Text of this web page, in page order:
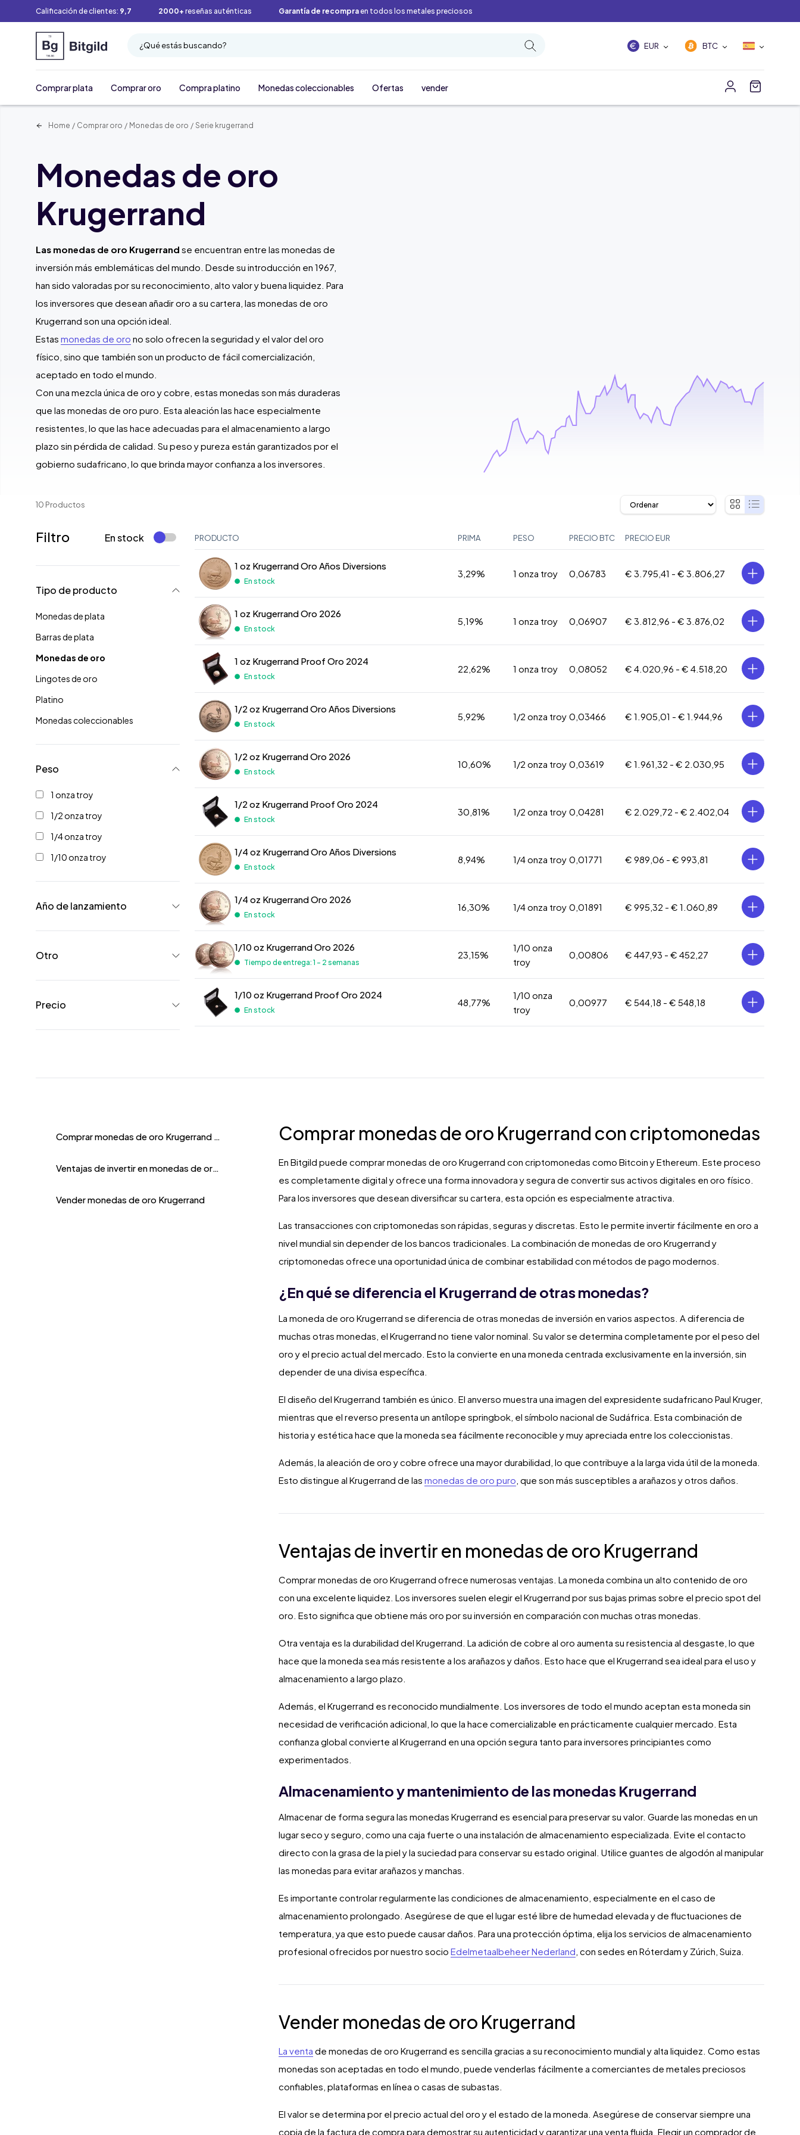
Calificación de clientes: 9,7 2000+ reseñas auténticas Garantía de recompraen todos los metales preciosos
¿Qué estás buscando? EUR BTC
Comprar plata Comprar oro Compra platino Monedas coleccionables Ofertas vender
Home / Comprar oro / Monedas de oro / Serie krugerrand
Monedas de oro
Krugerrand
Las monedas de oro Krugerrand se encuentran entre las monedas de
inversión más emblemáticas del mundo. Desde su introducción en 1967,
han sido valoradas por su reconocimiento, alto valor y buena liquidez. Para
los inversores que desean añadir oro a su cartera, las monedas de oro
Krugerrand son una opción ideal.
Estas monedas de oro no solo ofrecen la seguridad y el valor del oro
físico, sino que también son un producto de fácil comercialización,
aceptado en todo el mundo.
Con una mezcla única de oro y cobre, estas monedas son más duraderas
que las monedas de oro puro. Esta aleación las hace especialmente
resistentes, lo que las hace adecuadas para el almacenamiento a largo
plazo sin pérdida de calidad. Su peso y pureza están garantizados por el
gobierno sudafricano, lo que brinda mayor confianza a los inversores.
10 Productos
Filtro En stock
Tipo de producto
Monedas de plata
Barras de plata
Monedas de oro
Lingotes de oro
Platino
Monedas coleccionables
Peso
1 onza troy
1/2 onza troy
1/4 onza troy
1/10 onza troy
Año de lanzamiento
Otro
Precio
PRODUCTO PRIMA PESO PRECIO BTC PRECIO EUR
1 oz Krugerrand Oro Años Diversions
En stock
3,29% 1 onza troy 0,06783 € 3.795,41 - € 3.806,27
1 oz Krugerrand Oro 2026
En stock
5,19% 1 onza troy 0,06907 € 3.812,96 - € 3.876,02
1 oz Krugerrand Proof Oro 2024
En stock
22,62% 1 onza troy 0,08052 € 4.020,96 - € 4.518,20
1/2 oz Krugerrand Oro Años Diversions
En stock
5,92% 1/2 onza troy 0,03466 € 1.905,01 - € 1.944,96
1/2 oz Krugerrand Oro 2026
En stock
10,60% 1/2 onza troy 0,03619 € 1.961,32 - € 2.030,95
1/2 oz Krugerrand Proof Oro 2024
En stock
30,81% 1/2 onza troy 0,04281 € 2.029,72 - € 2.402,04
1/4 oz Krugerrand Oro Años Diversions
En stock
8,94% 1/4 onza troy 0,01771 € 989,06 - € 993,81
1/4 oz Krugerrand Oro 2026
En stock
16,30% 1/4 onza troy 0,01891 € 995,32 - € 1.060,89
1/10 oz Krugerrand Oro 2026
Tiempo de entrega: 1 - 2 semanas
23,15%
1/10 onza
troy
0,00806 € 447,93 - € 452,27
1/10 oz Krugerrand Proof Oro 2024
En stock
48,77%
1/10 onza
troy
0,00977 € 544,18 - € 548,18
Comprar monedas de oro Krugerrand con criptomonedas
Ventajas de invertir en monedas de oro Krugerrand
Vender monedas de oro Krugerrand
Comprar monedas de oro Krugerrand con criptomonedas
En Bitgild puede comprar monedas de oro Krugerrand con criptomonedas como Bitcoin y Ethereum. Este proceso
es completamente digital y ofrece una forma innovadora y segura de convertir sus activos digitales en oro físico.
Para los inversores que desean diversificar su cartera, esta opción es especialmente atractiva.
Las transacciones con criptomonedas son rápidas, seguras y discretas. Esto le permite invertir fácilmente en oro a
nivel mundial sin depender de los bancos tradicionales. La combinación de monedas de oro Krugerrand y
criptomonedas ofrece una oportunidad única de combinar estabilidad con métodos de pago modernos.
¿En qué se diferencia el Krugerrand de otras monedas?
La moneda de oro Krugerrand se diferencia de otras monedas de inversión en varios aspectos. A diferencia de
muchas otras monedas, el Krugerrand no tiene valor nominal. Su valor se determina completamente por el peso del
oro y el precio actual del mercado. Esto la convierte en una moneda centrada exclusivamente en la inversión, sin
depender de una divisa específica.
El diseño del Krugerrand también es único. El anverso muestra una imagen del expresidente sudafricano Paul Kruger,
mientras que el reverso presenta un antílope springbok, el símbolo nacional de Sudáfrica. Esta combinación de
historia y estética hace que la moneda sea fácilmente reconocible y muy apreciada entre los coleccionistas.
Además, la aleación de oro y cobre ofrece una mayor durabilidad, lo que contribuye a la larga vida útil de la moneda.
Esto distingue al Krugerrand de las monedas de oro puro, que son más susceptibles a arañazos y otros daños.
Ventajas de invertir en monedas de oro Krugerrand
Comprar monedas de oro Krugerrand ofrece numerosas ventajas. La moneda combina un alto contenido de oro
con una excelente liquidez. Los inversores suelen elegir el Krugerrand por sus bajas primas sobre el precio spot del
oro. Esto significa que obtiene más oro por su inversión en comparación con muchas otras monedas.
Otra ventaja es la durabilidad del Krugerrand. La adición de cobre al oro aumenta su resistencia al desgaste, lo que
hace que la moneda sea más resistente a los arañazos y daños. Esto hace que el Krugerrand sea ideal para el uso y
almacenamiento a largo plazo.
Además, el Krugerrand es reconocido mundialmente. Los inversores de todo el mundo aceptan esta moneda sin
necesidad de verificación adicional, lo que la hace comercializable en prácticamente cualquier mercado. Esta
confianza global convierte al Krugerrand en una opción segura tanto para inversores principiantes como
experimentados.
Almacenamiento y mantenimiento de las monedas Krugerrand
Almacenar de forma segura las monedas Krugerrand es esencial para preservar su valor. Guarde las monedas en un
lugar seco y seguro, como una caja fuerte o una instalación de almacenamiento especializada. Evite el contacto
directo con la grasa de la piel y la suciedad para conservar su estado original. Utilice guantes de algodón al manipular
las monedas para evitar arañazos y manchas.
Es importante controlar regularmente las condiciones de almacenamiento, especialmente en el caso de
almacenamiento prolongado. Asegúrese de que el lugar esté libre de humedad elevada y de fluctuaciones de
temperatura, ya que esto puede causar daños. Para una protección óptima, elija los servicios de almacenamiento
profesional ofrecidos por nuestro socio Edelmetaalbeheer Nederland, con sedes en Róterdam y Zúrich, Suiza.
Vender monedas de oro Krugerrand
La venta de monedas de oro Krugerrand es sencilla gracias a su reconocimiento mundial y alta liquidez. Como estas
monedas son aceptadas en todo el mundo, puede venderlas fácilmente a comerciantes de metales preciosos
confiables, plataformas en línea o casas de subastas.
El valor se determina por el precio actual del oro y el estado de la moneda. Asegúrese de conservar siempre una
copia de la factura de compra para demostrar su autenticidad y garantizar una venta fluida. Elegir un comprador de